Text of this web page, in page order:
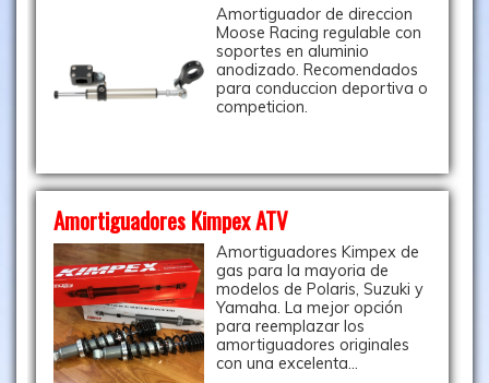
Amortiguador de direccion
Moose Racing regulable con
soportes en aluminio
anodizado. Recomendados
para conduccion deportiva o
competicion.
Amortiguadores Kimpex ATV
Amortiguadores Kimpex de
gas para la mayoria de
modelos de Polaris, Suzuki y
Yamaha. La mejor opción
para reemplazar los
amortiguadores originales
con una excelenta...